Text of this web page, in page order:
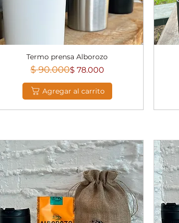
Vista rápida
Termo prensa Alborozo
Precio
$ 90.000Precio de oferta
$ 78.000
Agregar al carrito